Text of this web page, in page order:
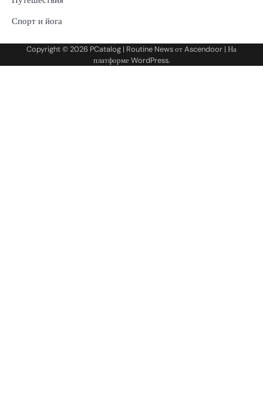
Спорт и йога
Copyright © 2026 PCatalog | Routine News отAscendoor | На
платформеWordPress.